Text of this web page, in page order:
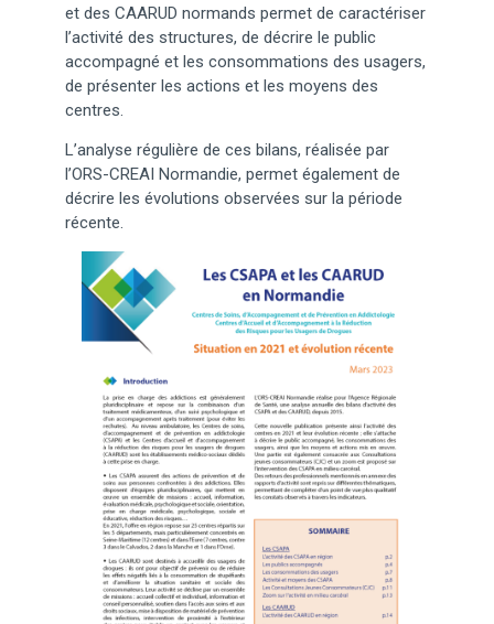
et des CAARUD normands permet de caractériser
l’activité des structures, de décrire le public
accompagné et les consommations des usagers,
de présenter les actions et les moyens des
centres.
L’analyse régulière de ces bilans, réalisée par
l’ORS-CREAI Normandie, permet également de
décrire les évolutions observées sur la période
récente.